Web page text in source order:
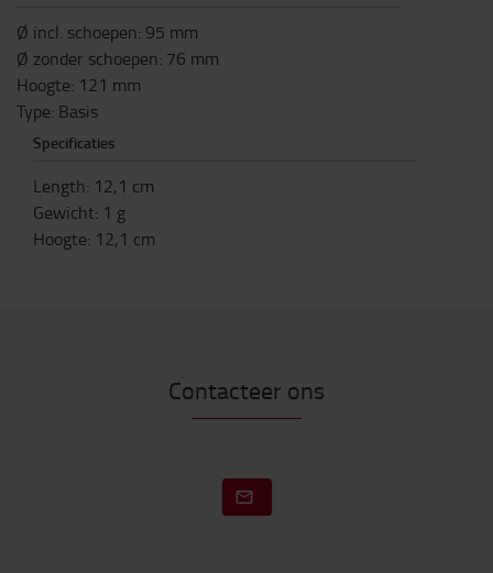
Ø incl. schoepen: 95 mm
Ø zonder schoepen: 76 mm
Hoogte: 121 mm
Type: Basis
Specificaties
Length: 12,1 cm
Gewicht: 1 g
Hoogte: 12,1 cm
Contacteer ons